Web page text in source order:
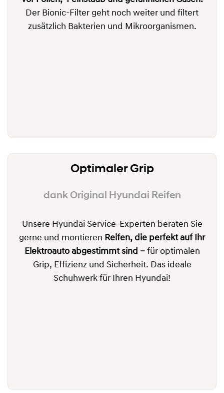
Der Bionic-Filter geht noch weiter und filtert
zusätzlich Bakterien und Mikroorganismen.
Optimaler Grip
dank Original Hyundai Reifen
Unsere Hyundai Service-Experten beraten Sie
gerne und montieren Reifen, die perfekt auf Ihr
Elektroauto abgestimmt sind –für optimalen
Grip, Effizienz und Sicherheit. Das ideale
Schuhwerk für Ihren Hyundai!